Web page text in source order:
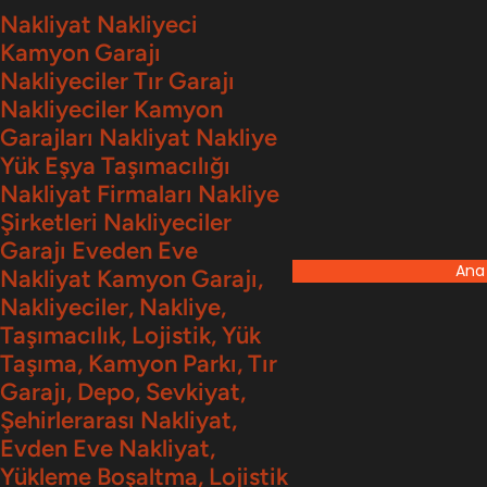
İçeriğe
geç
Nakliyat Nakliyeci
Kamyon Garajı
Nakliyeciler Tır Garajı
Nakliyeciler Kamyon
Garajları Nakliyat Nakliye
Yük Eşya Taşımacılığı
Nakliyat Firmaları Nakliye
Şirketleri Nakliyeciler
Garajı Eveden Eve
Nakliyat Kamyon Garajı,
Nakliyeciler, Nakliye,
Taşımacılık, Lojistik, Yük
Taşıma, Kamyon Parkı, Tır
Garajı, Depo, Sevkiyat,
Şehirlerarası Nakliyat,
Evden Eve Nakliyat,
Yükleme Boşaltma, Lojistik